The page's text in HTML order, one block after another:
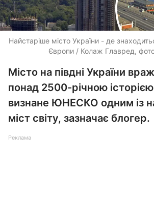
Найстаріше місто України - де
Європи / Колаж Главред,
Місто на півдні України
понад 2500-річною історією
визнане ЮНЕСКО одним із
міст світу, зазначає блогер.
Реклама